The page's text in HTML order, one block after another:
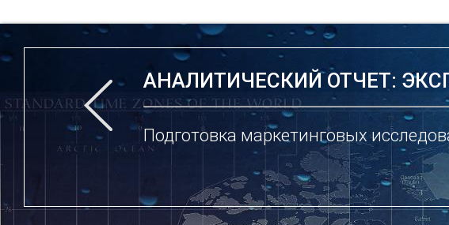
АНАЛИТИЧЕСКИЙ ОТЧЕТ:
Подготовка маркетинговых